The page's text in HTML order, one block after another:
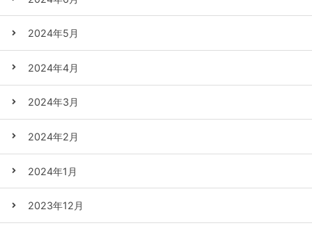
2024年5月
2024年4月
2024年3月
2024年2月
2024年1月
2023年12月